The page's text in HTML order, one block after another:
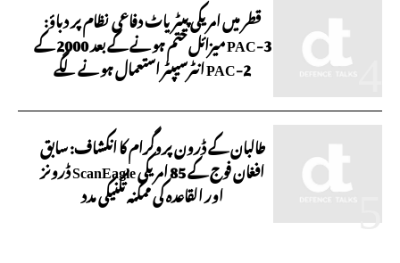
قطر میں امریکی پیٹریاٹ دفاعی نظام پر دباؤ:
PAC-3 میزائل ختم ہونے کے بعد 2000 کے
PAC-2 انٹرسیپٹر استعمال ہونے لگے
طالبان کے ڈرون پروگرام کا انکشاف: سابق
افغان فوج کے 85 امریکی ScanEagle ڈرونز
اور القاعدہ کی ممکنہ تکنیکی مدد